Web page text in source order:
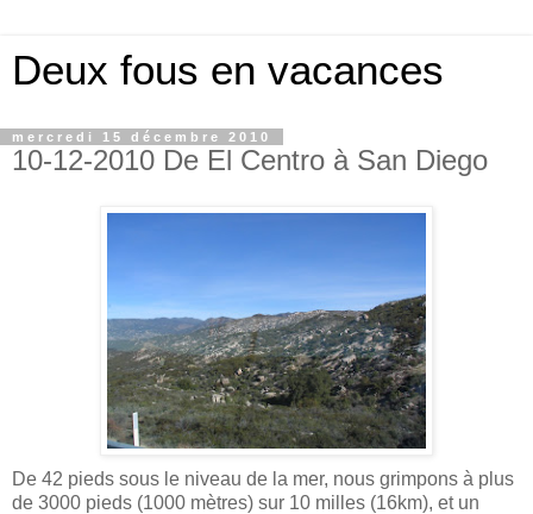
Deux fous en vacances
mercredi 15 décembre 2010
10-12-2010 De El Centro à San Diego
De 42 pieds sous le niveau de la mer, nous grimpons à plus
de 3000 pieds (1000 mètres) sur 10 milles (16km), et un